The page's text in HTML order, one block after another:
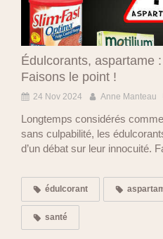
Édulcorants, aspartame
Faisons le point !
24 Nov 2024 Anne Manteau
Longtemps considérés
sans culpabilité, les
d’un débat sur leur innocuité.
édulcorant
santé